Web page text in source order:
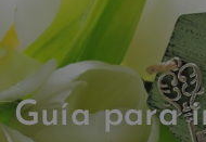
Guía para